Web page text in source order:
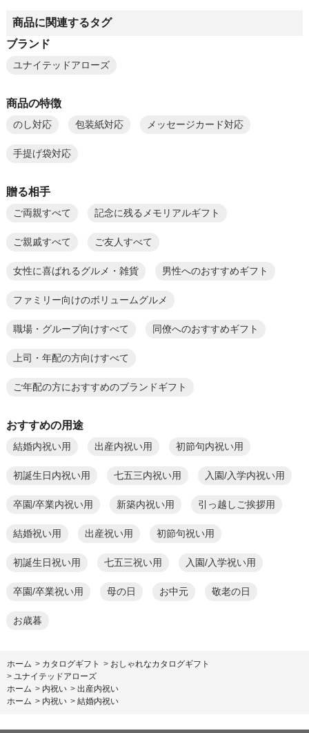
商品に関連するタグ
ブランド
ユナイテッドアローズ
商品の特徴
のし対応 包装紙対応 メッセージカード対応
手提げ袋対応
贈る相手
ご両親すべて 記念に残るメモリアルギフト
ご親戚すべて ご友人すべて
女性に喜ばれるグルメ・雑貨 男性へのおすすめギフト
ファミリー向けのボリュームグルメ
職場・グループ向けすべて 同僚へのおすすめギフト
上司・年配の方向けすべて
ご年配の方におすすめのブランドギフト
おすすめの用途
結婚内祝い用 出産内祝い用 初節句内祝い用
初誕生日内祝い用 七五三内祝い用 入園/入学内祝い用
卒園/卒業内祝い用 新築内祝い用 引っ越しご挨拶用
結婚祝い用 出産祝い用 初節句祝い用
初誕生日祝い用 七五三祝い用 入園/入学祝い用
卒園/卒業祝い用 母の日 お中元 敬老の日
お歳暮
ホーム > カタログギフト > おしゃれなカタログギフト
> ユナイテッドアローズ
ホーム > 内祝い > 出産内祝い
ホーム > 内祝い > 結婚内祝い